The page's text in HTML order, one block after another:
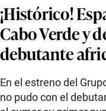
¡Histórico!
Cabo Verde y
debutante
En el estreno del
no pudo con el